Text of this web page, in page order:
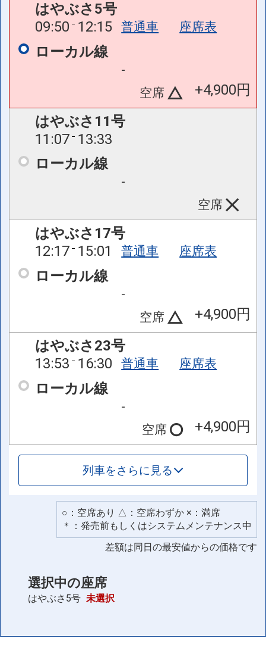
はやぶさ5号
09:50 12:15 普通車 座席表
ローカル線
-
空席
+4,900円
はやぶさ11号
11:07 13:33
ローカル線
-
空席
はやぶさ17号
12:17 15:01 普通車 座席表
ローカル線
-
空席
+4,900円
はやぶさ23号
13:53 16:30 普通車 座席表
ローカル線
-
空席
+4,900円
列車をさらに見る
○：空席あり △：空席わずか ×：満席
＊：発売前もしくはシステムメンテナンス中
差額は同日の最安値からの価格です
選択中の座席
はやぶさ5号 未選択